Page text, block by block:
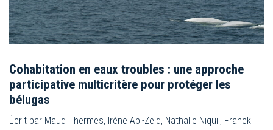
Cohabitation en eaux troubles : une approche
participative multicritère pour protéger les
bélugas
Écrit par Maud Thermes, Irène Abi-Zeid, Nathalie Niquil, Franck